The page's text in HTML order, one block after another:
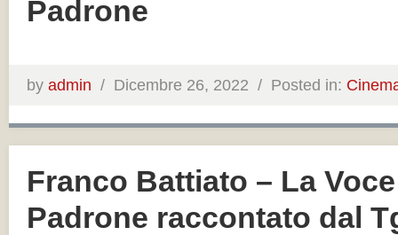
Padrone
by admin / Dicembre 26, 2022 / Posted in:
Franco Battiato – La
Padrone raccontato dal